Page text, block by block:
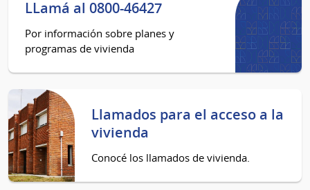
LLamá al 0800-46427
Por información sobre planes y
programas de vivienda
Llamados para el acceso a la
vivienda
Conocé los llamados de vivienda.